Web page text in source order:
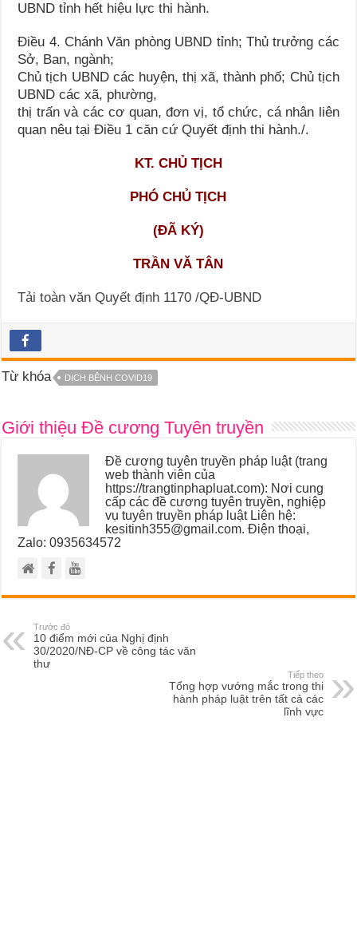
UBND tỉnh hết hiệu lực thi hành.
Điều 4. Chánh Văn phòng UBND tỉnh; Thủ trưởng các
Sở, Ban, ngành;
Chủ tịch UBND các huyện, thị xã, thành phố; Chủ tịch
UBND các xã, phường,
thị trấn và các cơ quan, đơn vị, tổ chức, cá nhân liên
quan nêu tại Điều 1 căn cứ Quyết định thi hành./.
KT. CHỦ TỊCH
PHÓ CHỦ TỊCH
(ĐÃ KÝ)
TRẦN VĂ TÂN
Tải toàn văn Quyết định 1170 /QĐ-UBND
Từ khóa DỊCH BỆNH COVID19
Giới thiệu Đề cương Tuyên truyền
Đề cương tuyên truyền pháp luật (trang
web thành viên của
https://trangtinphapluat.com): Nơi cung
cấp các đề cương tuyên truyền, nghiệp
vụ tuyên truyền pháp luật Liên hệ:
kesitinh355@gmail.com. Điện thoại,
Zalo: 0935634572
Trước đó
10 điểm mới của Nghị định
30/2020/NĐ-CP về công tác văn
thư
Tiếp theo
Tổng hợp vướng mắc trong thi
hành pháp luật trên tất cả các
lĩnh vực